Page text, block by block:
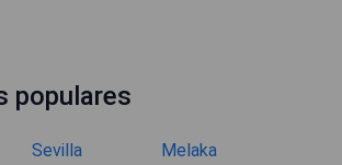
populares
Sevilla
Melaka